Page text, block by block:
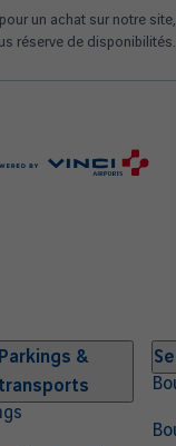
un achat sur notre site,
réserve de disponibilités.
Parkings &
transports